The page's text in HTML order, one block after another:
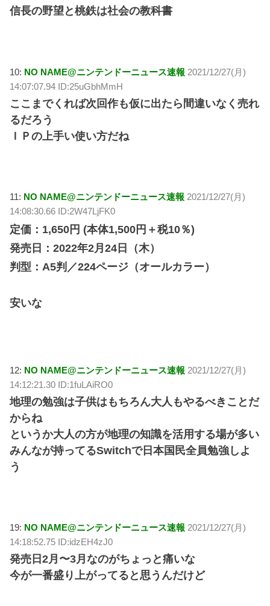
信長の野望と桃鉄は社会の教科書
10: NO NAME@ニンテンドーニュース速報 2021/12/27(月)
14:07:07.94 ID:25uGbhMmH
ここまでくれば次回作も仮に出たら間違いなく売れ
るだろう
ＩＰの上手い使い方だね
11: NO NAME@ニンテンドーニュース速報 2021/12/27(月)
14:08:30.66 ID:2W47LjFK0
定価：1,650円 (本体1,500円＋税10％)
発売日：2022年2月24日（木）
判型：A5判／224ページ（オールカラー）
安いな
12: NO NAME@ニンテンドーニュース速報 2021/12/27(月)
14:12:21.30 ID:1fuLAiRO0
地理の勉強は子供はもちろん大人もやるべきことだ
からね
というか大人の方が地理の知識を活用する場が多い
みんなが持ってるSwitchで日本国民全員勉強しよ
う
19: NO NAME@ニンテンドーニュース速報 2021/12/27(月)
14:18:52.75 ID:idzEH4zJ0
発売日2月〜3月なのがちょっと痛いな
今が一番盛り上がってると思うんだけど